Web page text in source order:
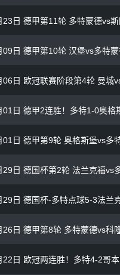
23日 德甲第11轮 多特蒙德vs
09日 德甲第10轮 汉堡vs多特
06日 欧冠联赛阶段第4轮 曼城
01日 德甲第9轮 奥格斯堡vs多
29日 德国杯第2轮 法兰克福vs
26日 德甲第8轮 多特蒙德vs科